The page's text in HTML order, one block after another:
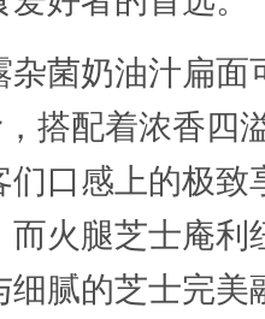
菌奶油汁扁面
搭配着浓香四
们口感上的极致
而火腿芝士庵利
细腻的芝士完美